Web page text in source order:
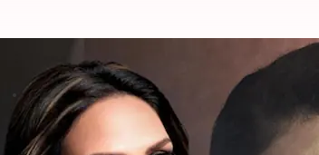
पटेल के दावों को
01:13 pm